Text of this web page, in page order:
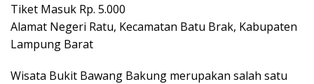
Tiket Masuk Rp. 5.000
Alamat Negeri Ratu, Kecamatan Batu Brak, Kabupaten
Lampung Barat
Wisata Bukit Bawang Bakung merupakan salah satu